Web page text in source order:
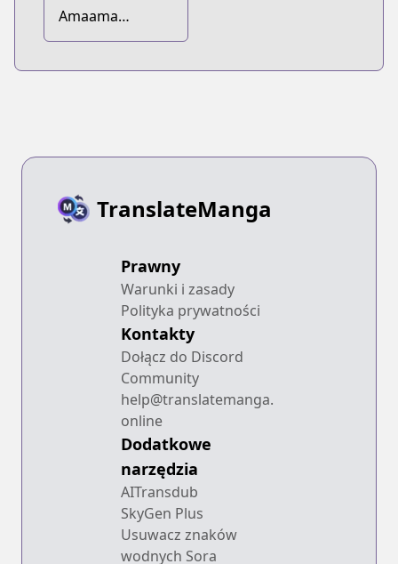
Amaama
Cinderella
TranslateManga
Prawny
Warunki i zasady
Polityka prywatności
Kontakty
Dołącz do Discord
Community
help@translatemanga.
online
Dodatkowe
narzędzia
AITransdub
SkyGen Plus
Usuwacz znaków
wodnych Sora